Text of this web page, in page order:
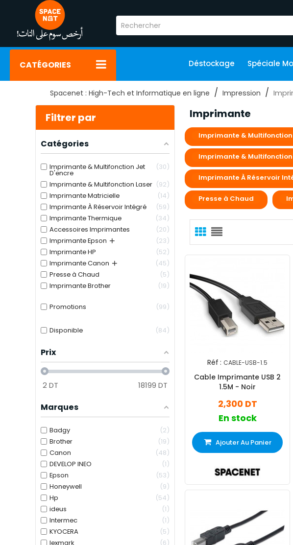
CATÉGORIES Déstockage Spéciale
Spacenet : High-Tech et Informatique en ligne Impression
Filtrer par
Catégories
Imprimante & Multifonction Jet
D'encre
30
Imprimante & Multifonction Laser
92
Imprimante Matricielle
14
Imprimante À Réservoir Intégré
59
Imprimante Thermique
34
Accessoires Imprimantes
20
Imprimante Epson +
23
Imprimante HP
52
Imprimante Canon +
45
Presse à Chaud
5
Imprimante Brother
19
Promotions 99
Disponible 84
Prix
2 DT 18199 DT
Marques
Badgy
2
Brother
19
Canon
48
DEVELOP INEO
1
Epson
53
Honeywell
9
Hp
54
ideus
1
Intermec
1
KYOCERA
5
lexmark
6
Imprimante
Imprimante &
Imprimante & Multifonction
Imprimante À Réservoir
Presse à Chaud
Réf : CABLE-USB-1.5
Cable Imprimante USB 2
1.5M - Noir
2,300 DT
En stock
Ajouter Au Panier